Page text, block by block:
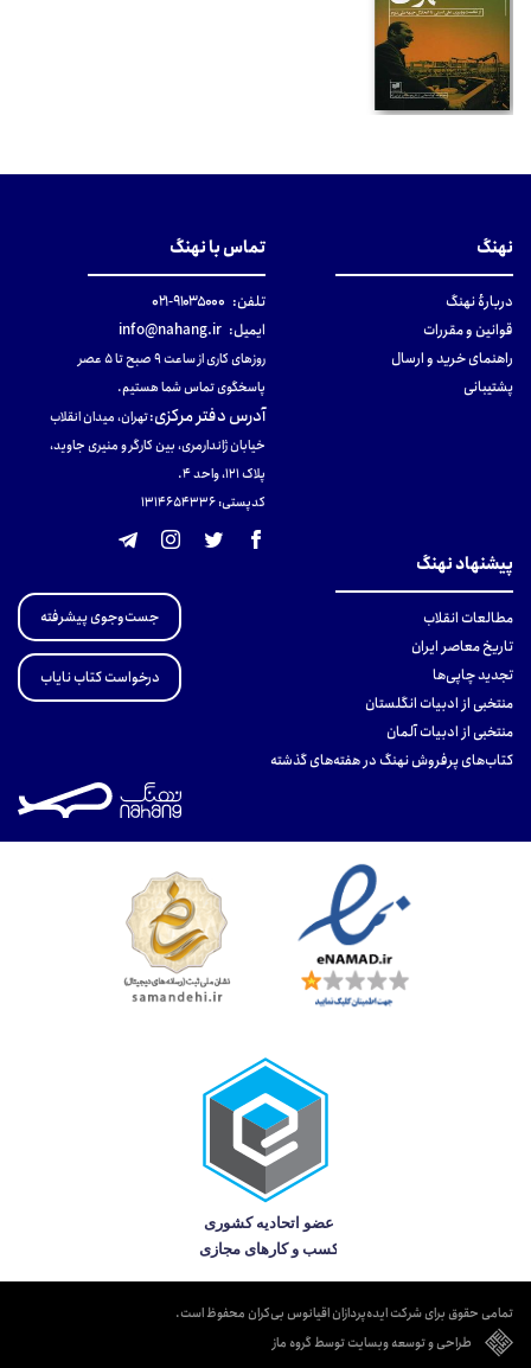
نهنگ
دربارهٔ نهنگ
قوانین و مقررات
راهنمای خرید و ارسال
پشتیبانی
تماس با نهنگ
تلفن: ۹۱۰۳۵۰۰۰-۰۲۱
ایمیل: info@nahang.ir
روزهای کاری از ساعت ۹ صبح تا ۵ عصر
پاسخگوی تماس شما هستیم.
آدرس دفتر مرکزی:تهران، میدان انقلاب
خیابان ژاندارمری، بین کارگر و منیری جاوید،
پلاک 121، واحد ۴.
کدپستی: 131465433۶
پیشنهاد نهنگ
مطالعات انقلاب
تاریخ معاصر ایران
تجدید چاپی‌ها
منتخبی از ادبیات انگلستان
منتخبی از ادبیات آلمان
کتاب‌های پرفروش نهنگ در هفته‌های گذشته
جست‌وجوی پیشرفته
درخواست کتاب نایاب
تمامی حقوق برای شرکت ایده‌پردازان اقیانوس بی‌کران محفوظ است.
طراحی و توسعه وبسایت توسط گروه ماز